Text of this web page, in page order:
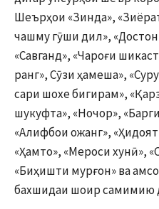
Шеърҳои «Зинда»,
чашму гӯши дил»,
«Савганд», «Чароғи
ранг», Сӯзи ҳамеша»,
сари шохе бигирам»,
шукуфта», «Ночор»,
«Алифбои ожанг»,
«Ҳамто», «Мероси хунӣ»,
«Биҳишти мурғон» ва
бахшидаи шоир самимию